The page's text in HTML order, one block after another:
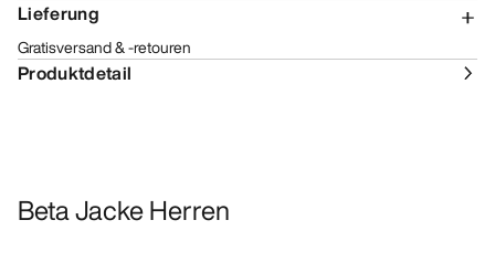
Lieferung
Gratisversand & -retouren
Produktdetail
Beta Jacke Herren